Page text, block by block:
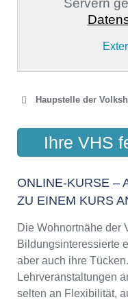
Servern
Haupstelle der
Ihre VHS
ONLINE-KURSE –
ZU EINEM KURS
Die Wohnortnähe der
Bildungsinteressierte
aber auch ihre
Lehrveranstaltungen
selten an Flexibilität,